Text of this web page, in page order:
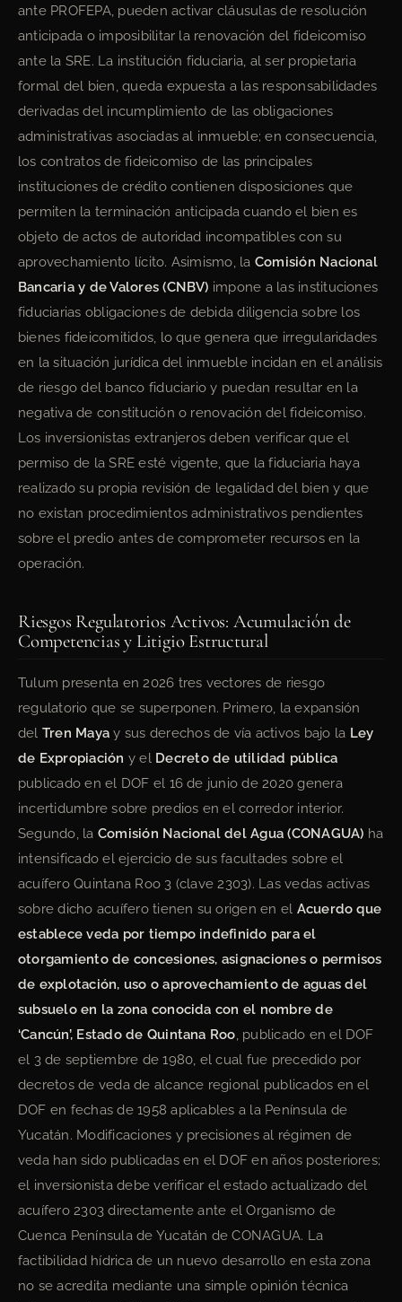
ante PROFEPA, pueden activar cláusulas de resolución
anticipada o imposibilitar la renovación del fideicomiso
ante la SRE. La institución fiduciaria, al ser propietaria
formal del bien, queda expuesta a las responsabilidades
derivadas del incumplimiento de las obligaciones
administrativas asociadas al inmueble; en consecuencia,
los contratos de fideicomiso de las principales
instituciones de crédito contienen disposiciones que
permiten la terminación anticipada cuando el bien es
objeto de actos de autoridad incompatibles con su
aprovechamiento lícito. Asimismo, la Comisión Nacional
Bancaria y de Valores (CNBV) impone a las instituciones
fiduciarias obligaciones de debida diligencia sobre los
bienes fideicomitidos, lo que genera que irregularidades
en la situación jurídica del inmueble incidan en el análisis
de riesgo del banco fiduciario y puedan resultar en la
negativa de constitución o renovación del fideicomiso.
Los inversionistas extranjeros deben verificar que el
permiso de la SRE esté vigente, que la fiduciaria haya
realizado su propia revisión de legalidad del bien y que
no existan procedimientos administrativos pendientes
sobre el predio antes de comprometer recursos en la
operación.
Riesgos Regulatorios Activos: Acumulación de
Competencias y Litigio Estructural
Tulum presenta en 2026 tres vectores de riesgo
regulatorio que se superponen. Primero, la expansión
del Tren Maya y sus derechos de vía activos bajo la Ley
de Expropiación y el Decreto de utilidad pública
publicado en el DOF el 16 de junio de 2020 genera
incertidumbre sobre predios en el corredor interior.
Segundo, la Comisión Nacional del Agua (CONAGUA) ha
intensificado el ejercicio de sus facultades sobre el
acuífero Quintana Roo 3 (clave 2303). Las vedas activas
sobre dicho acuífero tienen su origen en el Acuerdo que
establece veda por tiempo indefinido para el
otorgamiento de concesiones, asignaciones o permisos
de explotación, uso o aprovechamiento de aguas del
subsuelo en la zona conocida con el nombre de
‘Cancún’, Estado de Quintana Roo, publicado en el DOF
el 3 de septiembre de 1980, el cual fue precedido por
decretos de veda de alcance regional publicados en el
DOF en fechas de 1958 aplicables a la Península de
Yucatán. Modificaciones y precisiones al régimen de
veda han sido publicadas en el DOF en años posteriores;
el inversionista debe verificar el estado actualizado del
acuífero 2303 directamente ante el Organismo de
Cuenca Península de Yucatán de CONAGUA. La
factibilidad hídrica de un nuevo desarrollo en esta zona
no se acredita mediante una simple opinión técnica